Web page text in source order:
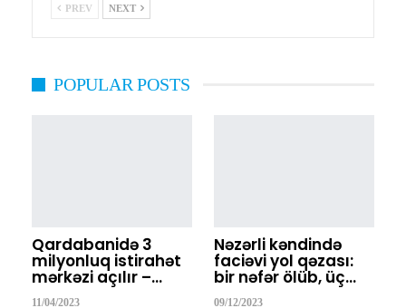
PREV NEXT
POPULAR POSTS
Qardabanidə 3
milyonluq istirahət
mərkəzi açılır –…
11/04/2023
Nəzərli kəndində
faciəvi yol qəzası:
bir nəfər ölüb, üç…
09/12/2023